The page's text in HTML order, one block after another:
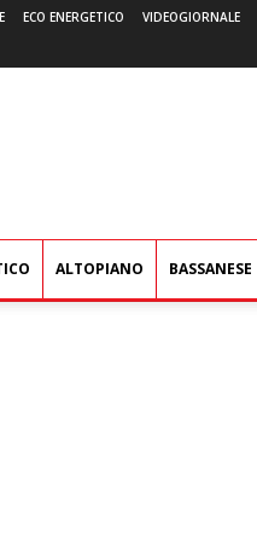
ECO ENERGETICO VIDEOGIORNALE
ALTOPIANO BASSANESE